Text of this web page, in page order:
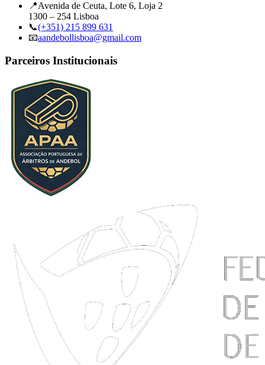
📍Avenida de Ceuta, Lote 6, Loja 2
1300 – 254 Lisboa
📞(+351) 215 899 631
📧aandebollisboa@gmail.com
Parceiros Institucionais